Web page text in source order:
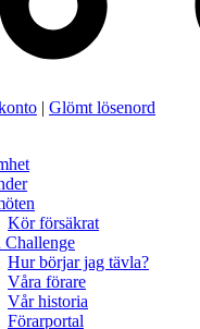
| Glömt lösenord
Kör försäkrat
Hur börjar jag tävla?
Våra förare
Vår historia
Förarportal